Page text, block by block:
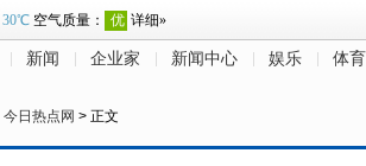
新闻 企业家 新闻中心 娱乐 体育
今日热点网 > 正文